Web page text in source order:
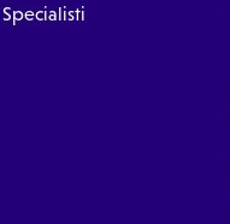
Specialisti